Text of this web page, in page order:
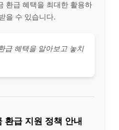
환급 혜택을 최대한 활용하
을 수 있습니다.
급 혜택을 알아보고 놓치
환급 지원 정책 안내